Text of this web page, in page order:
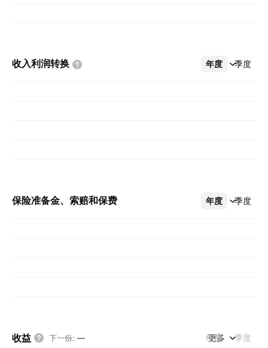
收入利润转换 年度 季度
更多
保险准备金、索赔和保费 年度 季度
更多
收益 下一份: — 年度 季度
更多